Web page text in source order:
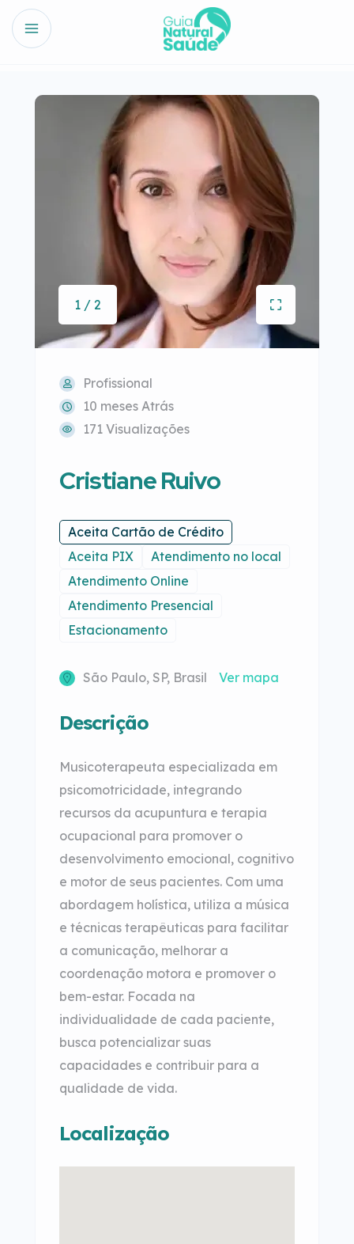
1 / 2
Profissional
10 meses Atrás
171 Visualizações
Cristiane Ruivo
Aceita Cartão de Crédito
Aceita PIX
Atendimento no local
Atendimento Online
Atendimento Presencial
Estacionamento
São Paulo, SP, Brasil Ver mapa
Descrição
Musicoterapeuta especializada em
psicomotricidade, integrando
recursos da acupuntura e terapia
ocupacional para promover o
desenvolvimento emocional, cognitivo
e motor de seus pacientes. Com uma
abordagem holística, utiliza a música
e técnicas terapêuticas para facilitar
a comunicação, melhorar a
coordenação motora e promover o
bem-estar. Focada na
individualidade de cada paciente,
busca potencializar suas
capacidades e contribuir para a
qualidade de vida.
Localização